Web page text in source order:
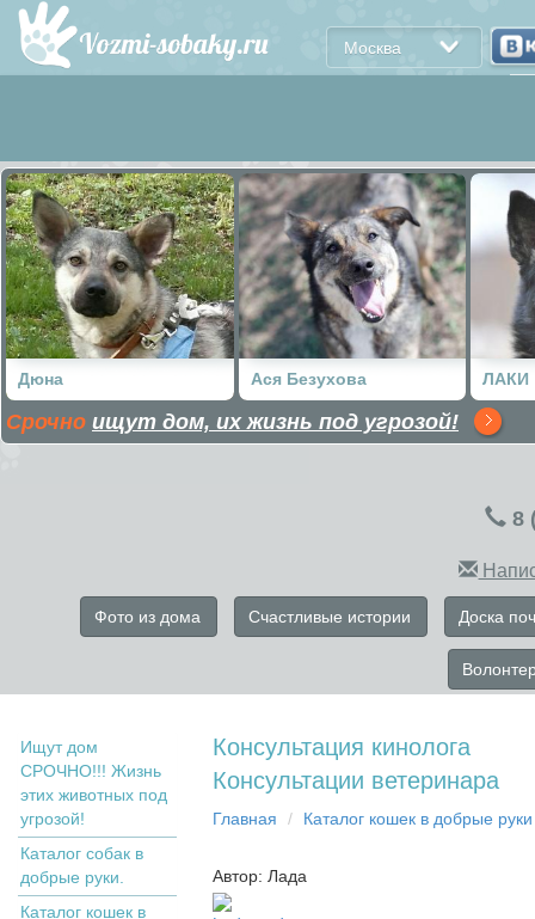
Москва
Дюна Ася Безухова ЛАКИ
Срочно ищут дом, их жизнь под угрозой!
8
Фото из дома Счастливые истории Доска
Ищут дом
СРОЧНО!!! Жизнь
этих животных под
угрозой!
Каталог собак в
добрые руки.
Кaтaлoг кoшек в
Консультация кинолога
Консультации ветеринара
Главная Кaтaлoг кoшек в дoбрыe рyки
Автор: Лада